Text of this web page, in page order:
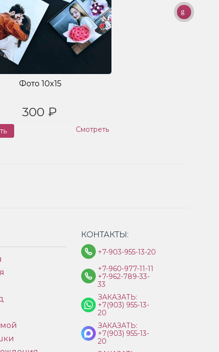
Фото 10x15
300 ₽
Смотреть
КОНТАКТЫ:
+7-903-955-13-20
+7-960-977-11-11
+7-962-789-33-
33
ЗАКАЗАТЬ:
+7(903) 955-13-
20
ЗАКАЗАТЬ:
+7(903) 955-13-
20